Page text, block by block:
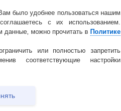
было удобнее пользоваться нашим
с их использованием.
данные, можно прочитать в Политике
или полностью запретить
соответствующие настройки